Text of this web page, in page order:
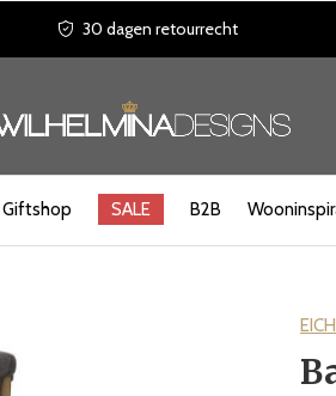
Giftshop SALE B2B
30 dagen retourrecht